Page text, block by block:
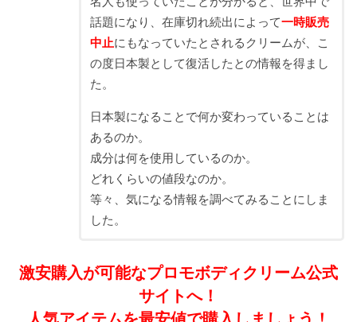
話題になり、在庫切れ続出によって一時販売
中止にもなっていたとされるクリームが、こ
の度日本製として復活したとの情報を得まし
た。
日本製になることで何か変わっていることは
あるのか。
成分は何を使用しているのか。
どれくらいの値段なのか。
等々、気になる情報を調べてみることにしま
した。
激安購入が可能なプロモボディクリーム公式
サイトへ！